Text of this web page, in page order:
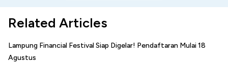
Related Articles
Lampung Financial Festival Siap Digelar! Pendaftaran Mulai 18
Agustus